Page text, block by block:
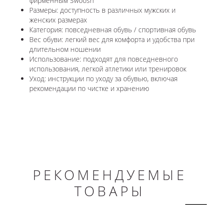
Размеры: доступность в различных мужских и
женских размерах
Категория: повседневная обувь / спортивная обувь
Вес обуви: легкий вес для комфорта и удобства при
длительном ношении
Использование: подходят для повседневного
использования, легкой атлетики или тренировок
Уход: инструкции по уходу за обувью, включая
рекомендации по чистке и хранению
РЕКОМЕНДУЕМЫЕ
ТОВАРЫ